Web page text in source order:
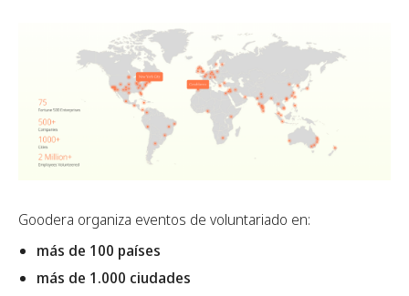
Goodera organiza eventos de voluntariado en:
más de 100 países
más de 1.000 ciudades